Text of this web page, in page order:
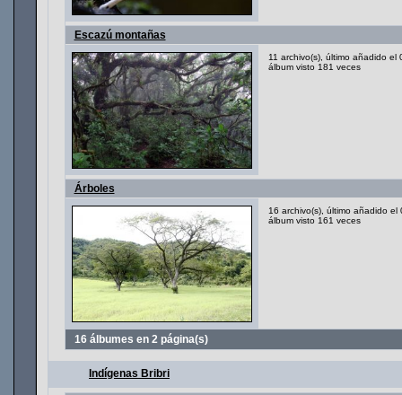
Escazú montañas
11 archivo(s), último añadido el
álbum visto 181 veces
Árboles
16 archivo(s), último añadido
álbum visto 161 veces
16 álbumes en 2 página(s)
Indígenas Bribri